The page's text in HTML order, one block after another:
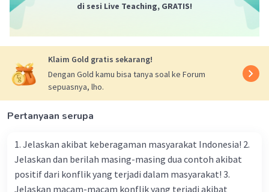
di sesi Live Teaching, GRATIS!
Klaim Gold gratis sekarang!
Dengan Gold kamu bisa tanya soal ke Forum
sepuasnya, lho.
Pertanyaan serupa
1. Jelaskan akibat keberagaman masyarakat Indonesia! 2.
Jelaskan dan berilah masing-masing dua contoh akibat
positif dari konflik yang terjadi dalam masyarakat! 3.
Jelaskan macam-macam konflik yang terjadi akibat